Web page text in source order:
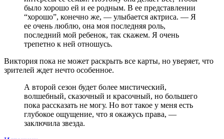
было хорошо ей и ее родным. В ее представлении
“хорошо”, конечно же, — улыбается актриса. — Я
ее очень люблю, она моя последняя роль,
последний мой ребенок, так скажем. Я очень
трепетно к ней отношусь.
Виктория пока не может раскрыть все карты, но уверяет, что
зрителей ждет нечто особенное.
А второй сезон будет более мистический,
волшебный, сказочный и красочный, но большего
пока рассказать не могу. Но вот такое у меня есть
глубокое ощущение, что я окажусь права, —
заключила звезда.